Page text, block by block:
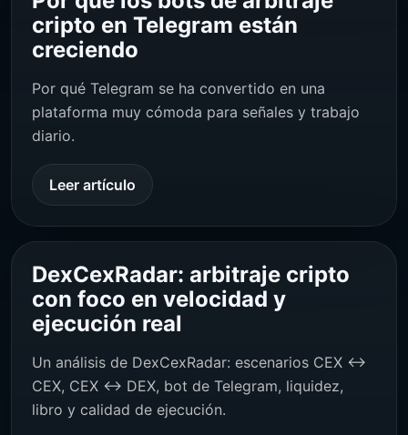
cripto en Telegram están
creciendo
Por qué Telegram se ha convertido en una
plataforma muy cómoda para señales y trabajo
diario.
Leer artículo
DexCexRadar: arbitraje cripto
con foco en velocidad y
ejecución real
Un análisis de DexCexRadar: escenarios CEX ↔
CEX, CEX ↔ DEX, bot de Telegram, liquidez,
libro y calidad de ejecución.